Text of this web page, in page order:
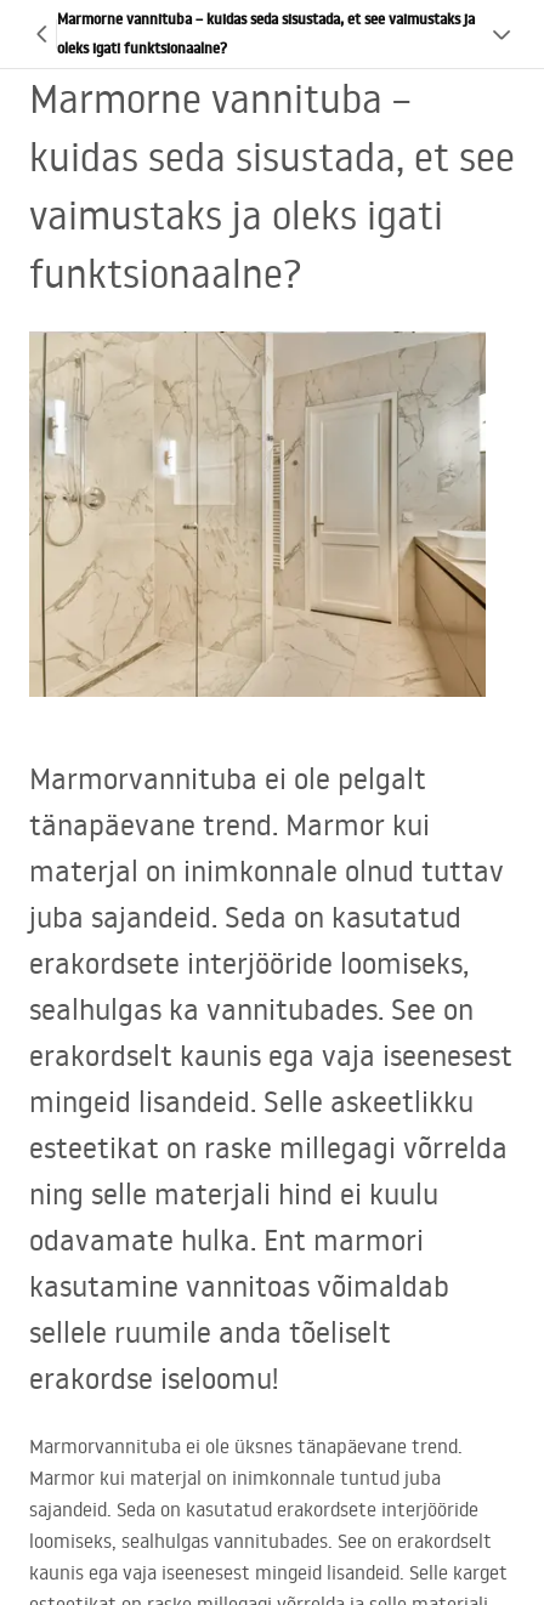
Marmorne vannituba – kuidas seda sisustada, et see vaimustaks ja
oleks igati funktsionaalne?
Marmorne vannituba –
kuidas seda sisustada, et see
vaimustaks ja oleks igati
funktsionaalne?
Marmorvannituba ei ole pelgalt
tänapäevane trend. Marmor kui
materjal on inimkonnale olnud tuttav
juba sajandeid. Seda on kasutatud
erakordsete interjööride loomiseks,
sealhulgas ka vannitubades. See on
erakordselt kaunis ega vaja iseenesest
mingeid lisandeid. Selle askeetlikku
esteetikat on raske millegagi võrrelda
ning selle materjali hind ei kuulu
odavamate hulka. Ent marmori
kasutamine vannitoas võimaldab
sellele ruumile anda tõeliselt
erakordse iseloomu!
Marmorvannituba ei ole üksnes tänapäevane trend.
Marmor kui materjal on inimkonnale tuntud juba
sajandeid. Seda on kasutatud erakordsete interjööride
loomiseks, sealhulgas vannitubades. See on erakordselt
kaunis ega vaja iseenesest mingeid lisandeid. Selle karget